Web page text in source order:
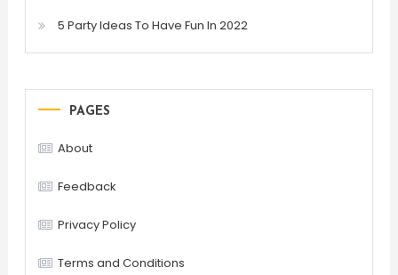
5 Party Ideas To Have Fun In 2022
PAGES
About
Feedback
Privacy Policy
Terms and Conditions